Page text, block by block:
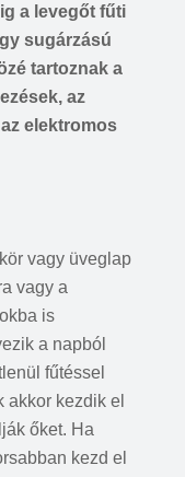
a levegőt fűti
sugárzású
tartoznak a
az
elektromos
vagy üveglap
vagy a
is
a napból
fűtéssel
akkor kezdik el
őket. Ha
kezd el